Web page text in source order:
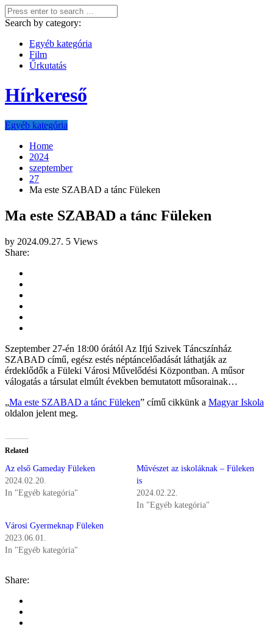
Search by category:
Egyéb kategória
Film
Űrkutatás
Hírkereső
Egyéb kategória
Home
2024
szeptember
27
Ma este SZABAD a tánc Füleken
Ma este SZABAD a tánc Füleken
by 2024.09.27. 5 Views
Share:
Szeptember 27-én 18:00 órától Az Ifjú Szivek Táncszínház
SZABAD című, egész estés néptáncelőadását láthatják az
érdeklődők a Füleki Városi Művelődési Központban. A műsor
válogatás a társulat elmúlt években bemutatott műsorainak…
„Ma este SZABAD a tánc Füleken” című cikkünk a Magyar Iskola
oldalon jelent meg.
Related
Az első Gameday Füleken
2024.02.20.
In "Egyéb kategória"
Művészet az iskoláknak – Füleken
is
2024.02.22.
In "Egyéb kategória"
Városi Gyermeknap Füleken
2023.06.01.
In "Egyéb kategória"
Share: